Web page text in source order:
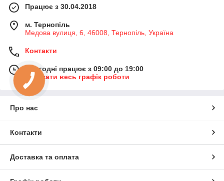
Працює з 30.04.2018
м. Тернопіль
Медова вулиця, 6, 46008, Тернопіль, Україна
Контакти
Сьогодні працює з 09:00 до 19:00
Показати весь графік роботи
Про нас
Контакти
Доставка та оплата